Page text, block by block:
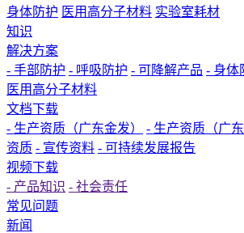
身体防护 医用高分子材料 实验室耗材
知识
解决方案
- 手部防护 - 呼吸防护 - 可降解产品 - 身体
医用高分子材料
文档下载
- 生产资质（广东金发）
- 生产资质（广东
资质 - 宣传资料 - 可持续发展报告
视频下载
- 产品知识 - 社会责任
常见问题
新闻